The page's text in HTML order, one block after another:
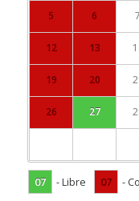
5 6 7
12 13
19 20
26 27
07 - Libre 07 -